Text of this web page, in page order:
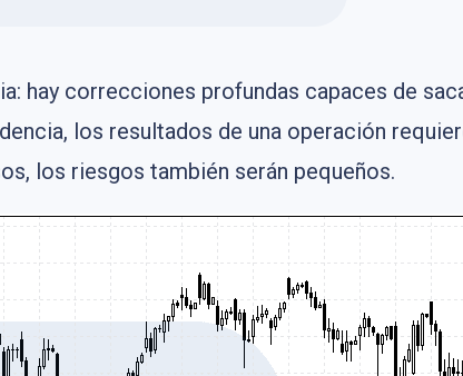
hay correcciones profundas capaces de
los resultados de una operación
los riesgos también serán pequeños.